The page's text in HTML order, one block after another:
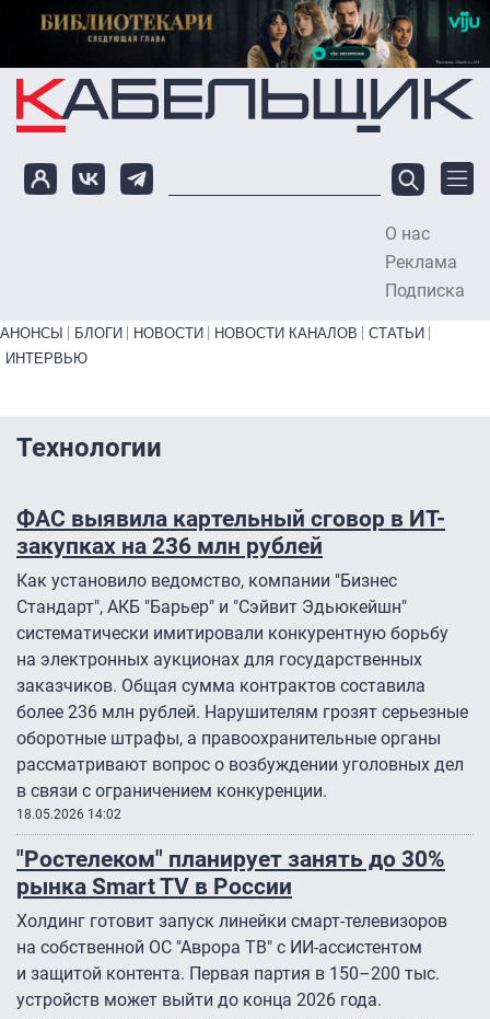
Перейти к основному содержанию
О нас
Реклама
Подписка
Primary links bottom
АНОНСЫ БЛОГИ НОВОСТИ НОВОСТИ КАНАЛОВ
СТАТЬИ
ИНТЕРВЬЮ
Технологии
ФАС выявила картельный сговор в ИТ-
закупках на 236 млн рублей
Как установило ведомство, компании "Бизнес
Стандарт", АКБ "Барьер" и "Сэйвит Эдьюкейшн"
систематически имитировали конкурентную борьбу
на электронных аукционах для государственных
заказчиков. Общая сумма контрактов составила
более 236 млн рублей. Нарушителям грозят серьезные
оборотные штрафы, а правоохранительные органы
рассматривают вопрос о возбуждении уголовных дел
в связи с ограничением конкуренции.
18.05.2026 14:02
"Ростелеком" планирует занять до 30%
рынка Smart TV в России
Холдинг готовит запуск линейки смарт-телевизоров
на собственной ОС "Аврора ТВ" с ИИ-ассистентом
и защитой контента. Первая партия в 150–200 тыс.
устройств может выйти до конца 2026 года.